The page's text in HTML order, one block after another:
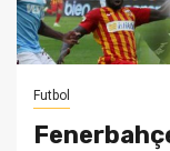
Futbol